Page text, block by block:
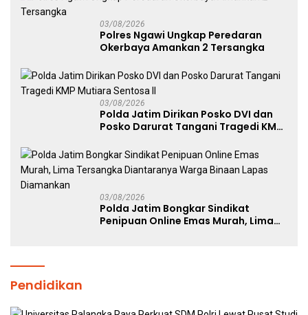
03/08/2026
Polres Ngawi Ungkap Peredaran
Okerbaya Amankan 2 Tersangka
03/08/2026
Polda Jatim Dirikan Posko DVI dan
Posko Darurat Tangani Tragedi KMP
03/08/2026
Polda Jatim Bongkar Sindikat
Penipuan Online Emas Murah, Lima
Pendidikan